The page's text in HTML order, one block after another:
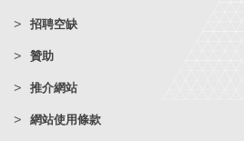
招聘空缺
贊助
推介網站
網站使用條款